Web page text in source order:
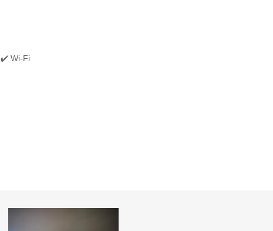
✔️ Wi-Fi